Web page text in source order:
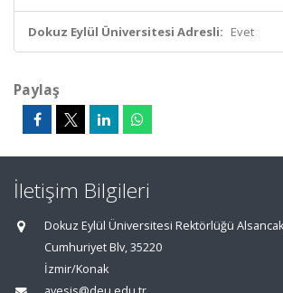
Dokuz Eylül Üniversitesi Adresli: Evet
Paylaş
İletişim Bilgileri
Dokuz Eylül Üniversitesi Rektörlüğü
Cumhuriyet Blv, 35220
İzmir/Konak